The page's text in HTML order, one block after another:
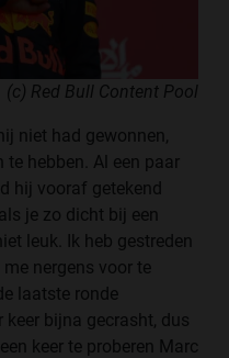
(c) Red Bull Content Pool
niet had gewonnen,
hebben. Al een paar
hij vooraf getekend
je zo dicht bij een
leuk. Ik heb gestreden
nergens voor te
laatste ronde
keer bijna gecrasht, dus
keer te proberen Marc